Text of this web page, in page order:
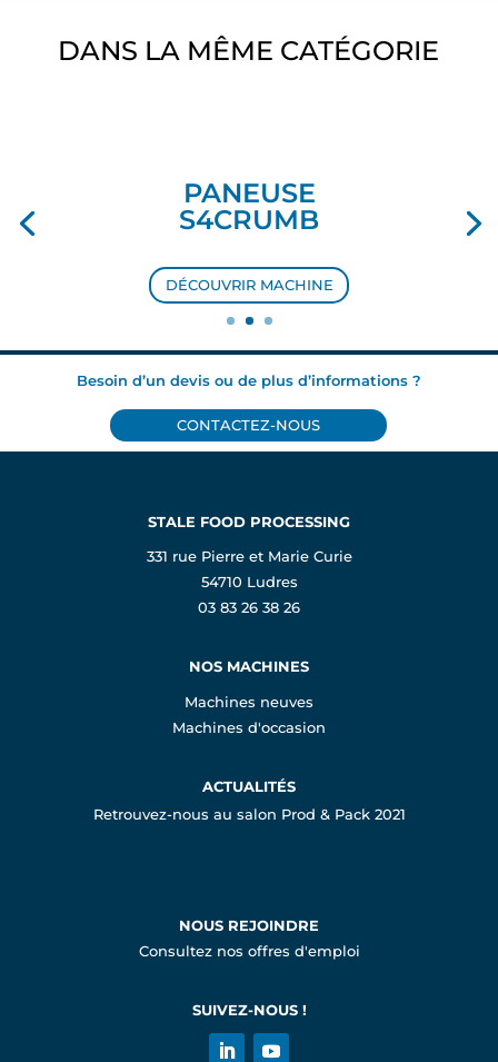
DANS LA MÊME CATÉGORIE
PANEUSE
S4CRUMB
DÉCOUVRIR MACHINE
Besoin d’un devis ou de plus d’informations ?
CONTACTEZ-NOUS
STALE FOOD PROCESSING
331 rue Pierre et Marie Curie
54710 Ludres
03 83 26 38 26
NOS MACHINES
Machines neuves
Machines d'occasion
ACTUALITÉS
Retrouvez-nous au salon Prod & Pack 2021
NOUS REJOINDRE
Consultez nos offres d'emploi
SUIVEZ-NOUS !